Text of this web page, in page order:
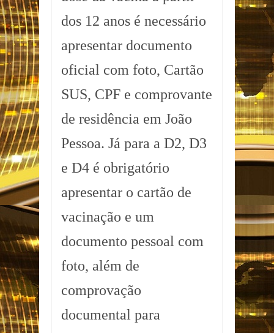
dos 12 anos é necessário
apresentar documento
oficial com foto, Cartão
SUS, CPF e comprovante
de residência em João
Pessoa. Já para a D2, D3
e D4 é obrigatório
apresentar o cartão de
vacinação e um
documento pessoal com
foto, além de
comprovação
documental para